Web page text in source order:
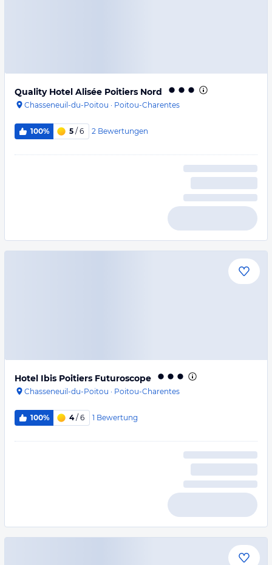
Quality Hotel Alisée Poitiers Nord
Chasseneuil-du-Poitou · Poitou-Charentes
100% 5 / 6 2 Bewertungen
Hotel Ibis Poitiers Futuroscope
Chasseneuil-du-Poitou · Poitou-Charentes
100% 4/ 6 1 Bewertung